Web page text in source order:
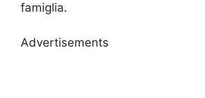
famiglia.
Advertisements